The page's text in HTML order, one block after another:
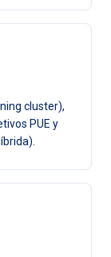
cluster),
PUE y